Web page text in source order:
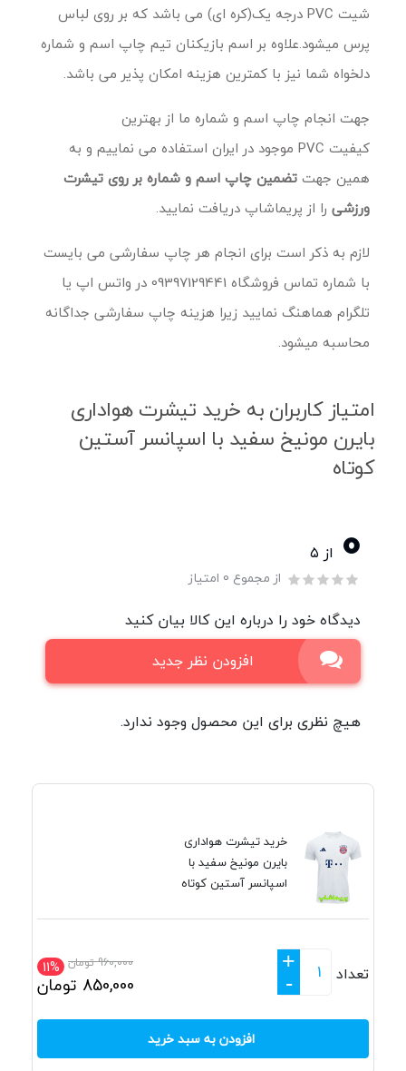
شیت PVC درجه یک(کره ای) می باشد که بر روی لباس
پرس میشود.علاوه بر اسم بازیکنان تیم چاپ اسم و شماره
دلخواه شما نیز با کمترین هزینه امکان پذیر می باشد.
جهت انجام چاپ اسم و شماره ما از بهترین
کیفیت PVC موجود در ایران استفاده می نماییم و به
همین جهتتضمین چاپ اسم و شماره بر روی تیشرت
ورزشی را از پریماشاپ دریافت نمایید.
لازم به ذکر است برای انجام هر چاپ سفارشی می بایست
با شماره تماس فروشگاه 09397129441 در واتس اپ یا
تلگرام هماهنگ نمایید زیرا هزینه چاپ سفارشی جداگانه
محاسبه میشود.
امتیاز کاربران به خرید تیشرت هواداری
بایرن مونیخ سفید با اسپانسر آستین
کوتاه
0 از ۵
از مجموع 0 امتیاز
دیدگاه خود را درباره این کالا بیان کنید
افزودن نظر جدید
هیچ نظری برای این محصول وجود ندارد.
خرید تیشرت هواداری
بایرن مونیخ سفید با
اسپانسر آستین کوتاه
11% 960,000تومان
850,000 تومان تعداد
+
-
افزودن به سبد خرید